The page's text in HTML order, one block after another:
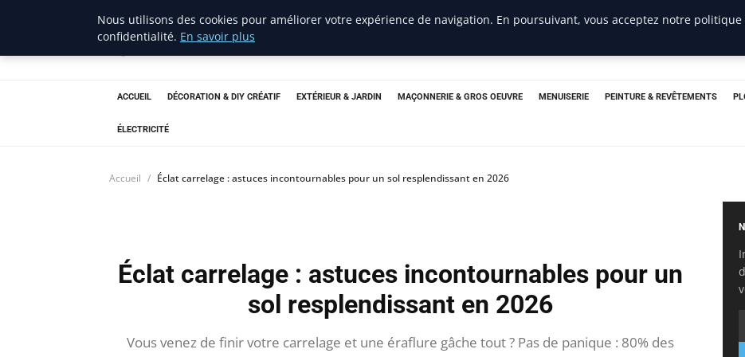
ravenproject
ACCUEIL DÉCORATION & DIY CRÉATIF EXTÉRIEUR & JARDIN MAÇONNERIE & GROS OEUVRE MENUISERIE PEINTURE & REVÊTEMENTS
ÉLECTRICITÉ
Accueil Éclat carrelage : astuces incontournables pour un sol resplendissant en 2026
Éclat carrelage : astuces incontournables pour un
sol resplendissant en 2026
Vous venez de finir votre carrelage et une éraflure gâche tout ? Pas de panique : 80% des
Nous utilisons des cookies pour améliorer votre expérience de navigation. En poursuivant, vous acceptez notre politique
confidentialité. En savoir plus